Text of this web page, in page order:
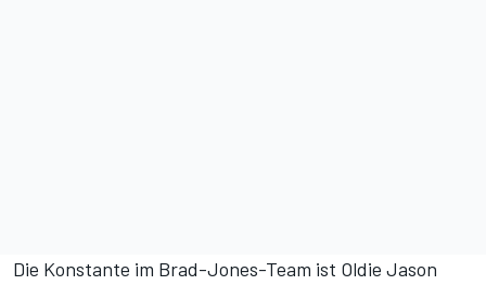
Die Konstante im Brad-Jones-Team ist Oldie Jason